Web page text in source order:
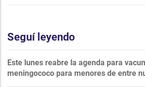
Seguí leyendo
Este lunes reabre la agenda para
meningococo para menores de entre